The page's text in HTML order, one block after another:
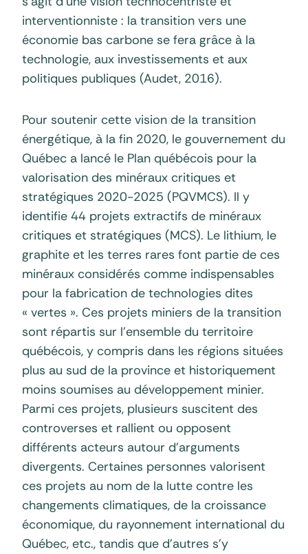
interventionniste : la transition vers une
économie bas carbone se fera grâce à la
technologie, aux investissements et aux
politiques publiques (Audet, 2016).
Pour soutenir cette vision de la transition
énergétique, à la fin 2020, le gouvernement du
Québec a lancé le Plan québécois pour la
valorisation des minéraux critiques et
stratégiques 2020-2025 (PQVMCS). Il y
identifie 44 projets extractifs de minéraux
critiques et stratégiques (MCS). Le lithium, le
graphite et les terres rares font partie de ces
minéraux considérés comme indispensables
pour la fabrication de technologies dites
« vertes ». Ces projets miniers de la transition
sont répartis sur l’ensemble du territoire
québécois, y compris dans les régions situées
plus au sud de la province et historiquement
moins soumises au développement minier.
Parmi ces projets, plusieurs suscitent des
controverses et rallient ou opposent
différents acteurs autour d’arguments
divergents. Certaines personnes valorisent
ces projets au nom de la lutte contre les
changements climatiques, de la croissance
économique, du rayonnement international du
Québec, etc., tandis que d’autres s’y